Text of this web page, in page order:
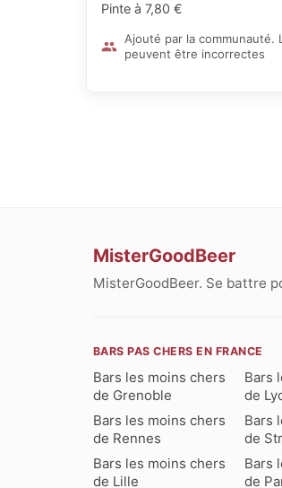
Pinte à 7,80 €
Ajouté par la communauté.
peuvent être incorrectes
MisterGoodBeer
MisterGoodBeer. Se battre
BARS PAS CHERS EN FRANCE
Bars les moins chers
de Grenoble
Bars
de
Bars les moins chers
de Rennes
Bars
de
Bars les moins chers
de Lille
Bars
de